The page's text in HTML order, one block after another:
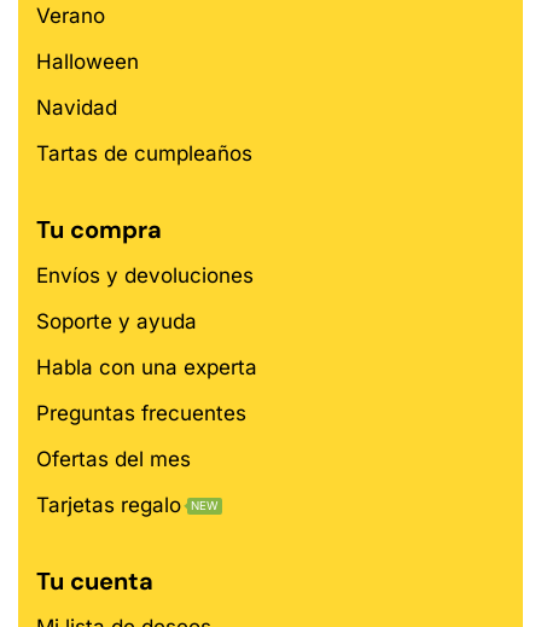
Verano
Halloween
Navidad
Tartas de cumpleaños
Tu compra
Envíos y devoluciones
Soporte y ayuda
Habla con una experta
Preguntas frecuentes
Ofertas del mes
Tarjetas regalo
NEW
Tu cuenta